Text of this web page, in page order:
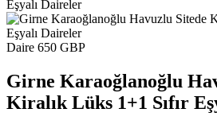
Daire 650 GBP
Girne Karaoğlanoğlu
Kiralık Lüks 1+1 Sıfır